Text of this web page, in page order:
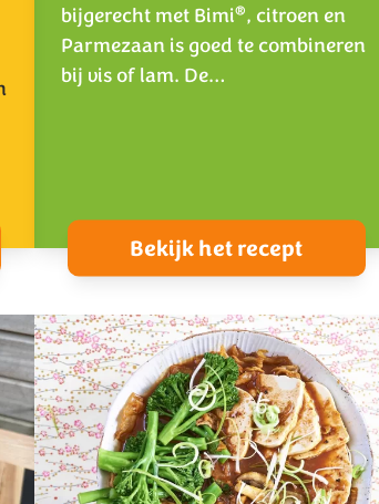
bijgerecht met Bimi®, citroen en
Parmezaan is goed te combineren
bij vis of lam. De…
Bekijk het recept